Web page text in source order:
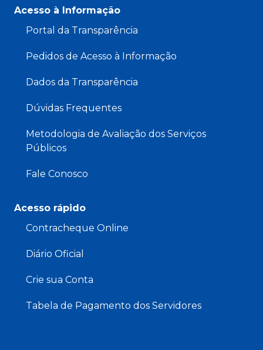
Acesso à Informação
Portal da Transparência
Pedidos de Acesso à Informação
Dados da Transparência
Dúvidas Frequentes
Metodologia de Avaliação dos Serviços
Públicos
Fale Conosco
Acesso rápido
Contracheque Online
Diário Oficial
Crie sua Conta
Tabela de Pagamento dos Servidores